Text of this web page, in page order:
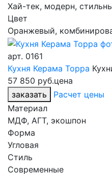
Хай-тек, модерн,
Цвет
Оранжевый,
арт. 0161
Кухня Керама Торра
57 850 руб.цена
заказать
Расчет цены
Материал
МДФ, АГТ, экошпон
Форма
Угловая
Стиль
Современные